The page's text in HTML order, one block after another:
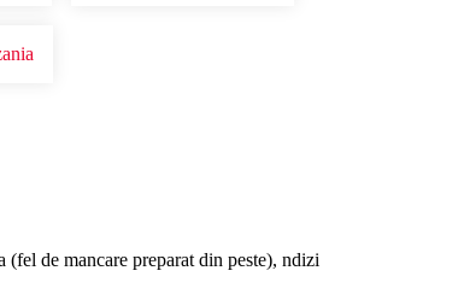
de mancare preparat din peste), ndizi